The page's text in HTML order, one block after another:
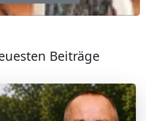
Beiträge